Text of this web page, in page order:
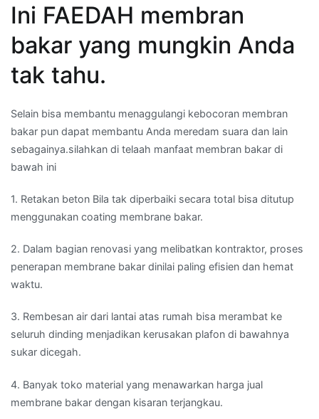
Ini FAEDAH membran
bakar yang mungkin Anda
tak tahu.
Selain bisa membantu menaggulangi kebocoran membran
bakar pun dapat membantu Anda meredam suara dan lain
sebagainya.silahkan di telaah manfaat membran bakar di
bawah ini
1. Retakan beton Bila tak diperbaiki secara total bisa ditutup
menggunakan coating membrane bakar.
2. Dalam bagian renovasi yang melibatkan kontraktor, proses
penerapan membrane bakar dinilai paling efisien dan hemat
waktu.
3. Rembesan air dari lantai atas rumah bisa merambat ke
seluruh dinding menjadikan kerusakan plafon di bawahnya
sukar dicegah.
4. Banyak toko material yang menawarkan harga jual
membrane bakar dengan kisaran terjangkau.